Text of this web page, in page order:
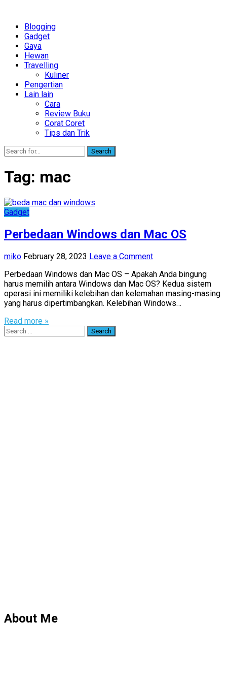
Blogging
Gadget
Gaya
Hewan
Travelling
Kuliner
Pengertian
Lain lain
Cara
Review Buku
Corat Coret
Tips dan Trik
Search
Tag: mac
Gadget
Perbedaan Windows dan Mac OS
miko February 28, 2023 Leave a Comment
Perbedaan Windows dan Mac OS – Apakah Anda bingung
harus memilih antara Windows dan Mac OS? Kedua sistem
operasi ini memiliki kelebihan dan kelemahan masing-masing
yang harus dipertimbangkan. Kelebihan Windows…
Read more »
Search
for:
About Me